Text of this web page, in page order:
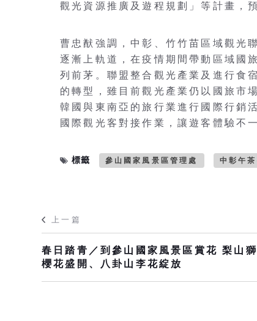
觀光資源推廣及遊程規劃」等計畫，
曹忠猷強調，中彰、竹竹苗區域觀光
逐漸上軌道，在疫情期間帶動區域國
列前茅。聯盟整合觀光產業及進行食
的轉型，雖目前觀光產業仍以國旅市
韓國與東南亞的旅行業進行國際行銷
國際觀光客對接作業，讓遊客體驗不
標籤 參山國家風景區管理處 中彰午
上一篇
春日踏青／到參山國家風景區賞花 梨山
櫻花盛開、八卦山李花綻放